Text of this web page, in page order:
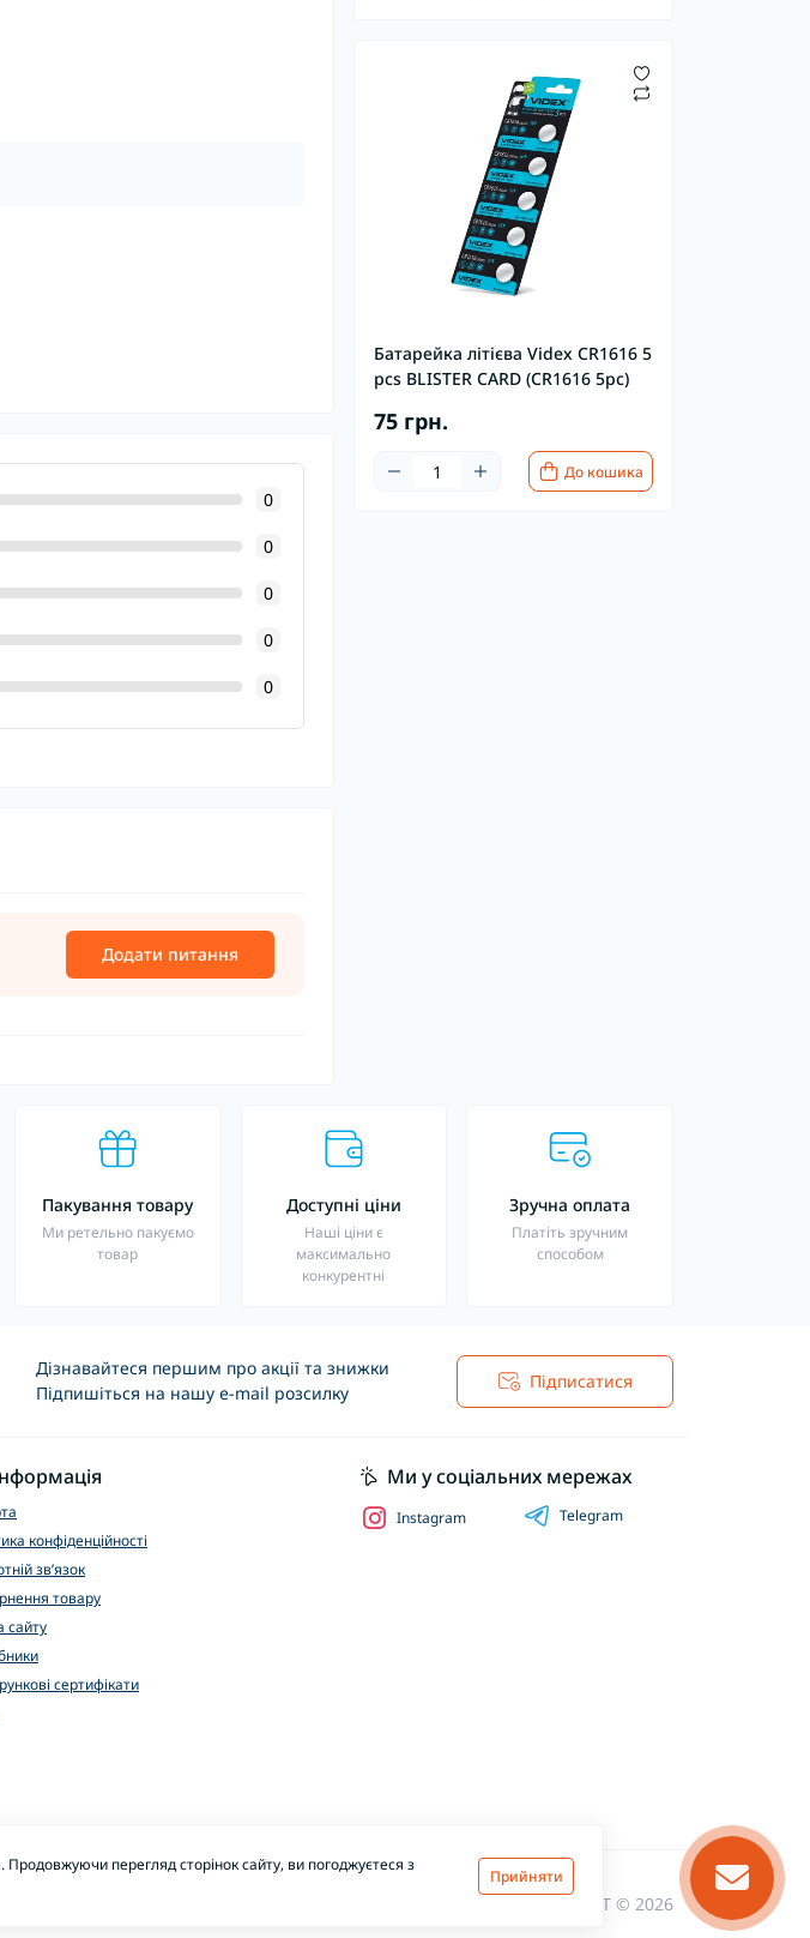
Батарейка літієва Videx CR1616 5
pcs BLISTER CARD (CR1616 5pc)
75 грн.
До кошика
0
0
0
0
0
Додати питання
Пакування товару
Ми ретельно пакуємо
товар
Доступні ціни
Наші ціни є
максимально
конкурентні
Зручна оплата
Платіть зручним
способом
Дізнавайтеся першим про акції та знижки
Підпишіться на нашу e-mail розсилку
Підписатися
конфіденційності
зв’язок
товару
сайту
сертифікати
Ми у соціальних мережах
Instagram Telegram
EXTRAMARKET © 2026
перегляд сторінок сайту, ви погоджуєтеся з
Прийняти